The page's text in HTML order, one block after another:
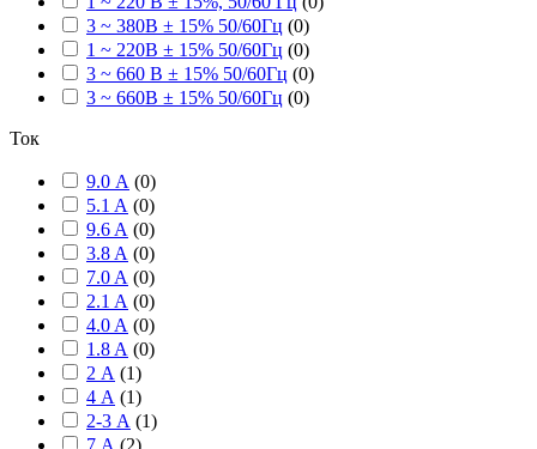
3 ~ 380В ± 15% 50/60Гц (0)
1 ~ 220В ± 15% 50/60Гц (0)
3 ~ 660 В ± 15% 50/60Гц (0)
3 ~ 660В ± 15% 50/60Гц (0)
Ток
9.0 А (0)
5.1 A (0)
9.6 A (0)
3.8 A (0)
7.0 A (0)
2.1 A (0)
4.0 A (0)
1.8 A (0)
2 А (1)
4 А (1)
2-3 А (1)
7 А (2)